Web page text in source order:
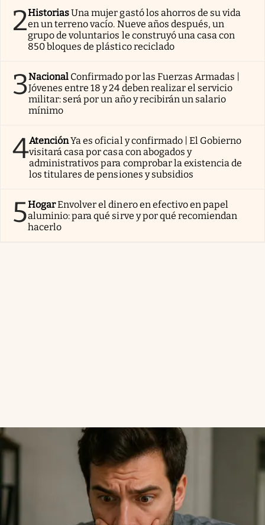
2HistoriasUna mujer gastó los ahorros de su vida
en un terreno vacío. Nueve años después, un
grupo de voluntarios le construyó una casa con
850 bloques de plástico reciclado
3Nacional Confirmado por las Fuerzas Armadas |
Jóvenes entre 18 y 24 deben realizar el servicio
militar: será por un año y recibirán un salario
mínimo
4AtenciónYa es oficial y confirmado | El Gobierno
visitará casa por casa con abogados y
administrativos para comprobar la existencia de
los titulares de pensiones y subsidios
5HogarEnvolver el dinero en efectivo en papel
aluminio: para qué sirve y por qué recomiendan
hacerlo